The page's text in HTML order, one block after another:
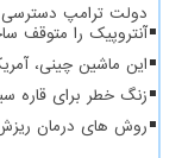
دولت ترامپ
آنتروپیک را متوقف
این ماشین چینی،
زنگ خطر برای قاره
روش های درمان